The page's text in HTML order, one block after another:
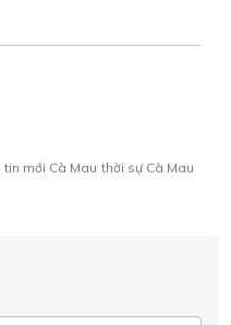
tin mới Cà Mau thời sự Cà Mau